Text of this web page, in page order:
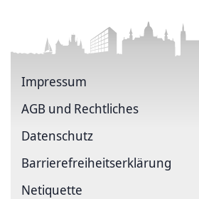
Impressum
AGB und Rechtliches
Datenschutz
Barriere­freiheits­erklärung
Netiquette